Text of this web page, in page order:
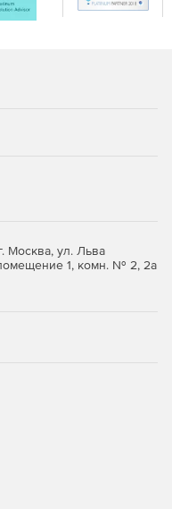
Москва, ул. Льва
1, комн. № 2, 2а